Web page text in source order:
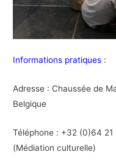
Informations pratiques :
Adresse : Chaussée de
Belgique
Téléphone : +32 (0)64
(Médiation culturelle)